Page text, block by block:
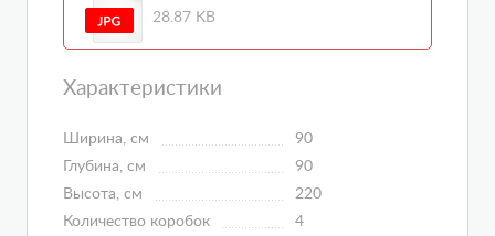
28.87 KB
Характеристики
Ширина, см
90
Глубина, см
90
Высота, см
220
Количество коробок
4